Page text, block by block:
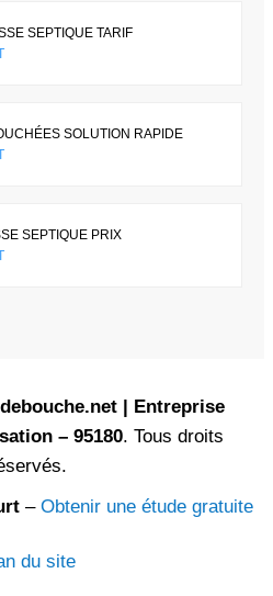
SEPTIQUE TARIF
SOLUTION RAPIDE
SEPTIQUE PRIX
debouche.net | Entreprise
– 95180. Tous droits
– Obtenir une étude gratuite
du site